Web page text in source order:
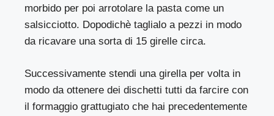
morbido per poi arrotolare la pasta come un
salsicciotto. Dopodichè taglialo a pezzi in modo
da ricavare una sorta di 15 girelle circa.
Successivamente stendi una girella per volta in
modo da ottenere dei dischetti tutti da farcire con
il formaggio grattugiato che hai precedentemente